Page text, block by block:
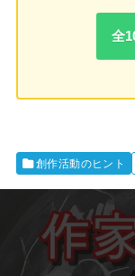
全
創作活動のヒント